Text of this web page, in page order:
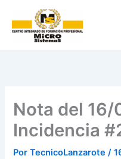
contenido
Nota del 16/
Incidencia
PorTecnicoLanzarote/